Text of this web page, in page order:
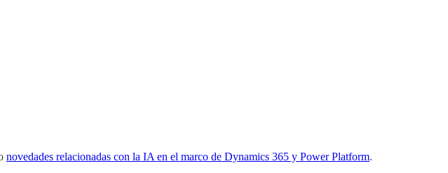
novedades relacionadas con la IA en el marco de Dynamics 365 y Power Platform.